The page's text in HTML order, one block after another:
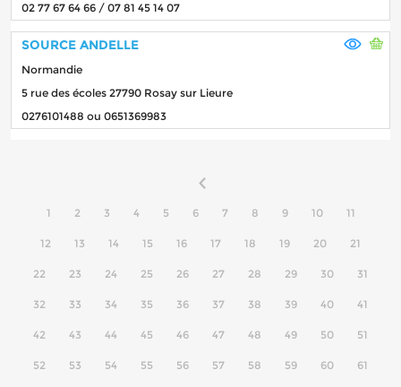
02 77 67 64 66 / 07 81 45 14 07
SOURCE ANDELLE
Normandie
5 rue des écoles 27790 Rosay sur Lieure
0276101488 ou 0651369983
1 2 3 4 5 6 7 8 9 10 11
12 13 14 15 16 17 18 19 20 21
22 23 24 25 26 27 28 29 30 31
32 33 34 35 36 37 38 39 40 41
42 43 44 45 46 47 48 49 50 51
52 53 54 55 56 57 58 59 60 61